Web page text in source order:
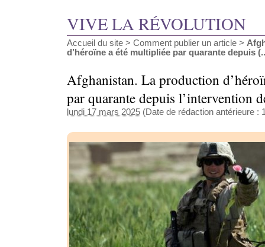
VIVE LA RÉVOLUTION
Accueil du site > Comment publier un article >
d’héroïne a été multipliée par quarante depuis
Afghanistan. La production
par quarante depuis l’intervention
lundi 17 mars 2025 (Date de rédaction antérieure :